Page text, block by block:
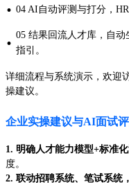
· 04 AI自动评测与打分，
· 05 结果回流人才库，自
指引。
详细流程与系统演示，欢迎
操建议。
企业实操建议与AI面试
1. 明确人才能力模型+标准
度。
2. 联动招聘系统、笔试系统